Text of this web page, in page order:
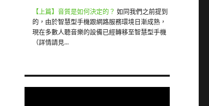
【上篇】音質是如何決定的？ 如同我們之前提到
的，由於智慧型手機跟網路服務環境日漸成熟，
現在多數人聽音樂的設備已經轉移至智慧型手機
（詳情請見...